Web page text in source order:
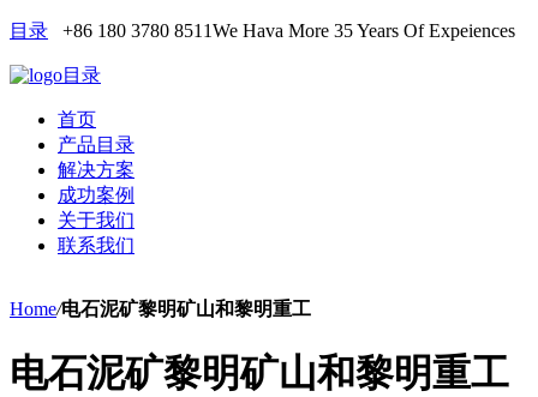
目录 +86 180 3780 8511We Hava More 35 Years Of Expeiences
目录
首页
产品目录
解决方案
成功案例
关于我们
联系我们
Home/电石泥矿黎明矿山和黎明重工
电石泥矿黎明矿山和黎明重工